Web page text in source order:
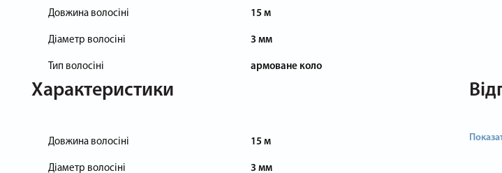
Довжина волосіні 15 м
Діаметр волосіні 3 мм
Тип волосіні армоване коло
Характеристики
Довжина волосіні 15 м
Діаметр волосіні 3 мм